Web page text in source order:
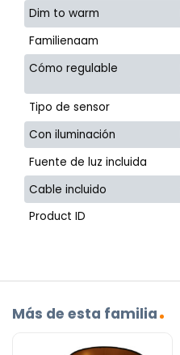
Dim to warm
Familienaam
Cómo regulable
Tipo de sensor
Con iluminación
Fuente de luz incluida
Cable incluido
Product ID
Más de esta familia